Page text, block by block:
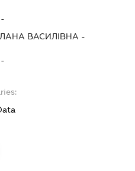
ВАСИЛІВНА -